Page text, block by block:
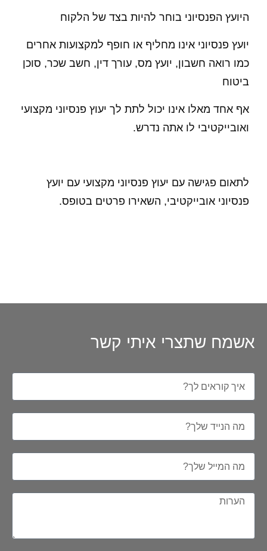
היועץ הפנסיוני בוחר להיות בצד של הלקוח
יועץ פנסיוני אינו מחליף או חופף למקצועות אחרים
כמו רואה חשבון, יועץ מס, עורך דין, חשב שכר, סוכן
ביטוח
אף אחד מאלו אינו יכול לתת לך יעוץ פנסיוני מקצועי
ואובייקטיבי לו אתה נדרש.
לתאום פגישה עם יעוץ פנסיוני מקצועי עם יועץ
פנסיוני אובייקטיבי, השאירו פרטים בטופס.
אשמח שתצרי איתי קשר